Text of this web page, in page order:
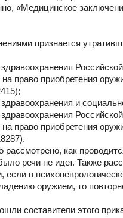
«Медицинское
признается
право приобретения
и
право приобретения
рассмотрено, как
речи не идет. Также
если в
оружием, то
составители этого